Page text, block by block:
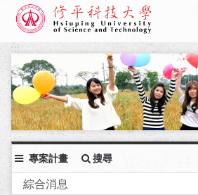
內
容
區
塊
:::
專案計畫 搜尋
綜合消息